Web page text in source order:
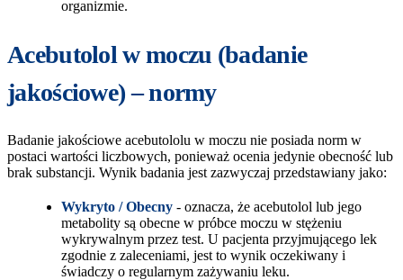
organizmie.
Acebutolol w moczu (badanie
jakościowe) – normy
Badanie jakościowe acebutololu w moczu nie posiada norm w
postaci wartości liczbowych, ponieważ ocenia jedynie obecność lub
brak substancji. Wynik badania jest zazwyczaj przedstawiany jako:
Wykryto / Obecny - oznacza, że acebutolol lub jego
metabolity są obecne w próbce moczu w stężeniu
wykrywalnym przez test. U pacjenta przyjmującego lek
zgodnie z zaleceniami, jest to wynik oczekiwany i
świadczy o regularnym zażywaniu leku.